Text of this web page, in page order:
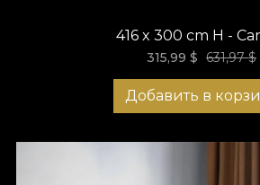
416 x 300 cm H -
315,99 $ 631,97$
Добавить в